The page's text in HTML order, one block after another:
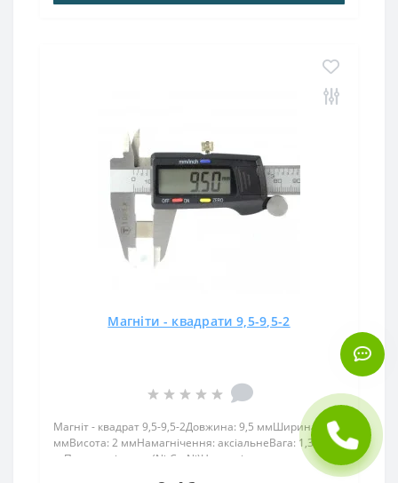
Магніти - квадрати 9,5-9,5-2
Магніт - квадрат 9,5-9,5-2Довжина: 9,5 ммШирина: 9,5
ммВисота: 2 ммНамагнічення: аксіальнеВага: 1,30
грПоверх. нікель .: (Ni-Cu-Ni)Намагнічення: